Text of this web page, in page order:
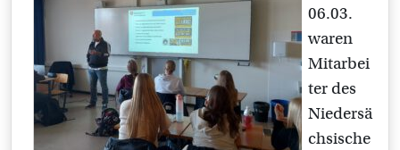
06.03.
waren
Mitarbei
ter des
Niedersä
chsische